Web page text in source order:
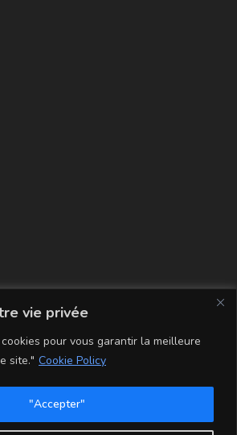
vie privée
pour vous garantir la meilleure
site." Cookie Policy
"Accepter"
Vente Mentions légales
Mon compte